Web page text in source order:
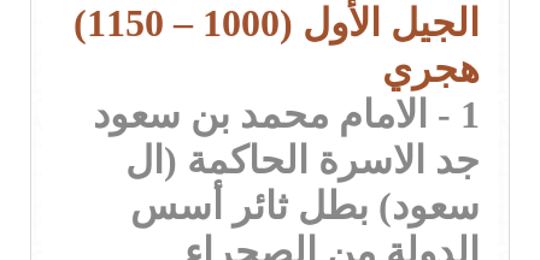
الجيل الأول (1000 – 1150)
هجري
1 - الامام محمد بن سعود
جد الاسرة الحاكمة (ال
سعود) بطل ثائر أسس